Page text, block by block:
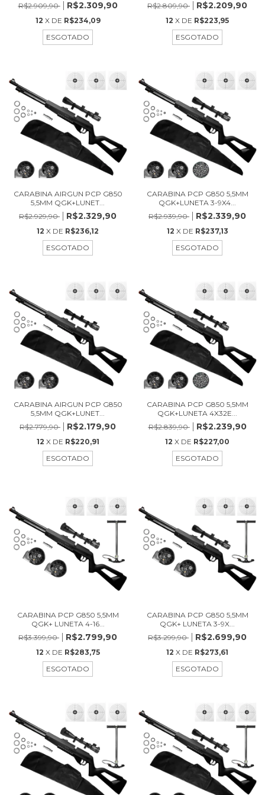
R$2.909,90 R$2.309,90
12 X DE R$234,09
ESGOTADO
R$2.809,90 R$2.209,90
12 X DE R$223,95
ESGOTADO
CARABINA AIRGUN PCP G850
5,5MM QGK+LUNET...
R$2.929,90
R$2.329,90
12 X DE R$236,12
ESGOTADO
CARABINA PCP G850 5,5MM
QGK+LUNETA 3-9X4...
R$2.939,90
R$2.339,90
12 X DE R$237,13
ESGOTADO
CARABINA AIRGUN PCP G850
5,5MM QGK+LUNET...
R$2.779,90
R$2.179,90
12 X DE R$220,91
ESGOTADO
CARABINA PCP G850 5,5MM
QGK+LUNETA 4X32E...
R$2.839,90
R$2.239,90
12 X DE R$227,00
ESGOTADO
CARABINA PCP G850 5,5MM
QGK+ LUNETA 4-16...
R$3.399,90
R$2.799,90
12 X DE R$283,75
ESGOTADO
CARABINA PCP G850 5,5MM
QGK+ LUNETA 3-9X...
R$3.299,90
R$2.699,90
12 X DE R$273,61
ESGOTADO